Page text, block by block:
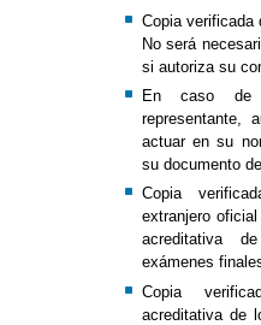
Copia verificada
No será
si autoriza su
En caso de
representante,
actuar en su
su documento
Copia
extranjero
acreditativa
exámenes
Copia
acreditativa de